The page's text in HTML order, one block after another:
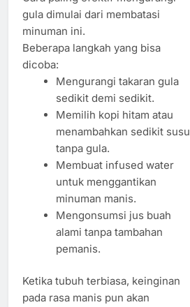
gula dimulai dari membatasi
minuman ini.
Beberapa langkah yang bisa
dicoba:
Mengurangi takaran gula
sedikit demi sedikit.
Memilih kopi hitam atau
menambahkan sedikit susu
tanpa gula.
Membuat infused water
untuk menggantikan
minuman manis.
Mengonsumsi jus buah
alami tanpa tambahan
pemanis.
Ketika tubuh terbiasa, keinginan
pada rasa manis pun akan